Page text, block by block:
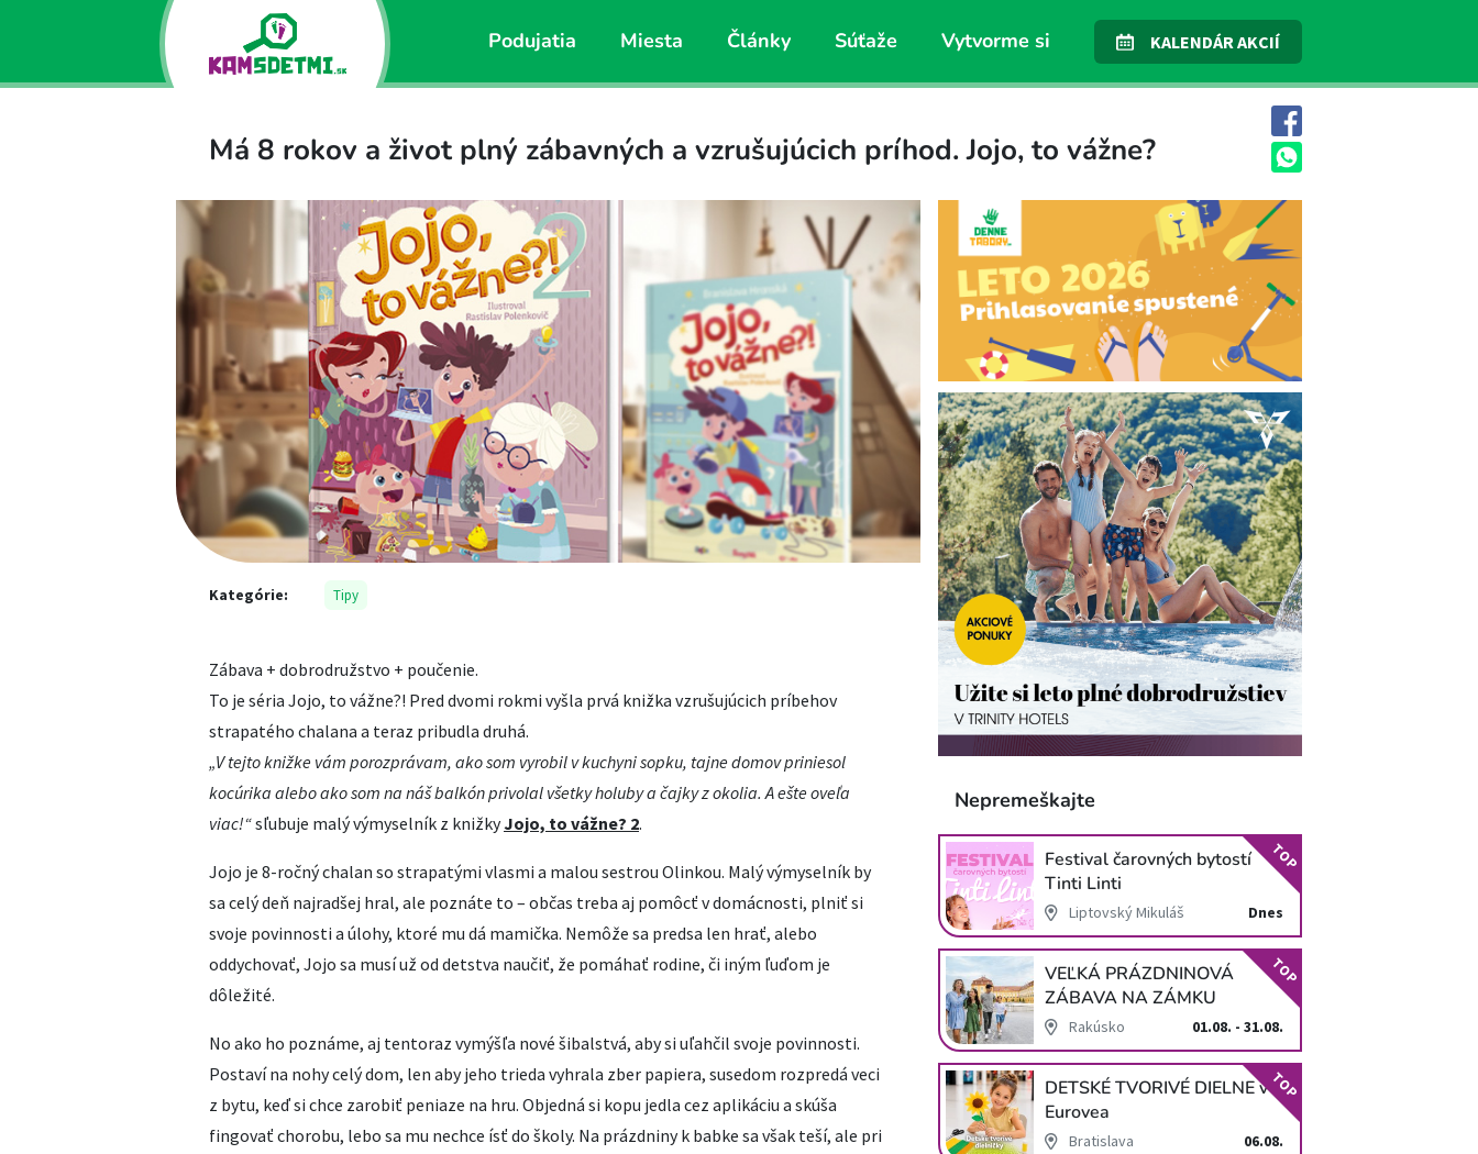
Podujatia Miesta Články Súťaže Vytvorme si KALENDÁR AKCIÍ
Má 8 rokov a život plný zábavných a vzrušujúcich príhod. Jojo, to vážne?
Kategórie: Tipy
Zábava + dobrodružstvo + poučenie.
To je séria Jojo, to vážne?! Pred dvomi rokmi vyšla prvá knižka vzrušujúcich príbehov
strapatého chalana a teraz pribudla druhá.
„V tejto knižke vám porozprávam, ako som vyrobil v kuchyni sopku, tajne domov priniesol
kocúrika alebo ako som na náš balkón privolal všetky holuby a čajky z okolia. Aešte oveľa
viac!“sľubuje malý výmyselník z knižkyJojo, to vážne? 2.
Jojo je 8-ročný chalan so strapatými vlasmi a malou sestrou Olinkou. Malý výmyselník by
sa celý deň najradšej hral, ale poznáte to – občas treba aj pomôcť v domácnosti, plniť si
svoje povinnosti a úlohy, ktoré mu dá mamička. Nemôže sa predsa len hrať, alebo
oddychovať, Jojo sa musí už od detstva naučiť, že pomáhať rodine, či iným ľuďom je
dôležité.
No ako ho poznáme, aj tentoraz vymýšľa nové šibalstvá, aby si uľahčil svoje povinnosti.
Postaví na nohy celý dom, len aby jeho trieda vyhrala zber papiera, susedom rozpredá veci
z bytu, keď si chce zarobiť peniaze na hru. Objedná si kopu jedla cez aplikáciu a skúša
fingovať chorobu, lebo sa mu nechce ísť do školy. Na prázdniny k babke sa však teší, ale pri
Nepremeškajte
Festival čarovných bytostí
Tinti Linti
Liptovský Mikuláš Dnes
TOP
VEĽKÁ PRÁZDNINOVÁ
ZÁBAVA NA ZÁMKU
SCHLOSS HOF
Rakúsko 01.08. - 31.08.
TOP
DETSKÉ TVORIVÉ DIELNE v
Eurovea
Bratislava 06.08.
TOP